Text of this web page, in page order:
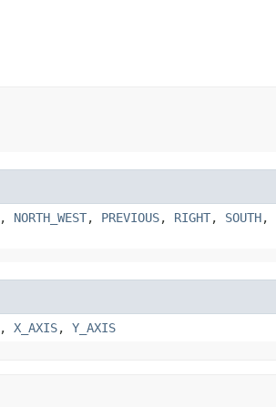
, NORTH_WEST, PREVIOUS, RIGHT, SOUTH,
, X_AXIS, Y_AXIS